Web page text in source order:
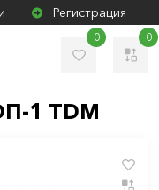
Регистрация
0 0
1 TDM